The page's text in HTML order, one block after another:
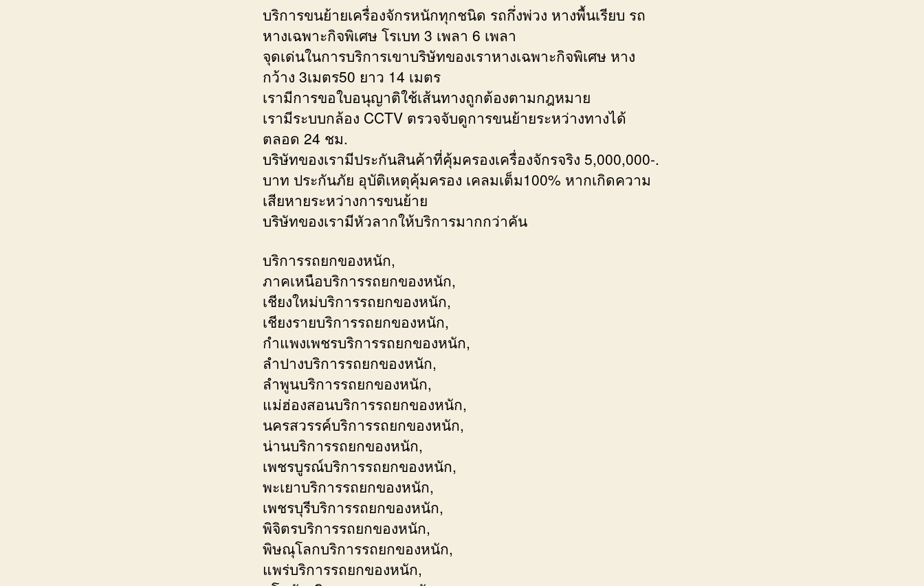
บริการขนย้ายเครื่องจักรหนักทุกชนิด รถกึ่งพ่วง หางพื้นเรียบ รถ
หางเฉพาะกิจพิเศษ โรเบท 3 เพลา 6 เพลา
จุดเด่นในการบริการเขาบริษัทของเราหางเฉพาะกิจพิเศษ หาง
กว้าง 3เมตร50 ยาว 14 เมตร
เรามีการขอใบอนุญาติใช้เส้นทางถูกต้องตามกฎหมาย
เรามีระบบกล้อง CCTV ตรวจจับดูการขนย้ายระหว่างทางได้
ตลอด 24 ชม.
บริษัทของเรามีประกันสินค้าที่คุ้มครองเครื่องจักรจริง 5,000,000-.
บาท ประกันภัย อุบัติเหตุคุ้มครอง เคลมเต็ม100% หากเกิดความ
เสียหายระหว่างการขนย้าย
บริษัทของเรามีหัวลากให้บริการมากกว่าคัน
บริการรถยกของหนัก,
ภาคเหนือบริการรถยกของหนัก,
เชียงใหม่บริการรถยกของหนัก,
เชียงรายบริการรถยกของหนัก,
กำแพงเพชรบริการรถยกของหนัก,
ลำปางบริการรถยกของหนัก,
ลำพูนบริการรถยกของหนัก,
แม่ฮ่องสอนบริการรถยกของหนัก,
นครสวรรค์บริการรถยกของหนัก,
น่านบริการรถยกของหนัก,
เพชรบูรณ์บริการรถยกของหนัก,
พะเยาบริการรถยกของหนัก,
เพชรบุรีบริการรถยกของหนัก,
พิจิตรบริการรถยกของหนัก,
พิษณุโลกบริการรถยกของหนัก,
แพร่บริการรถยกของหนัก,